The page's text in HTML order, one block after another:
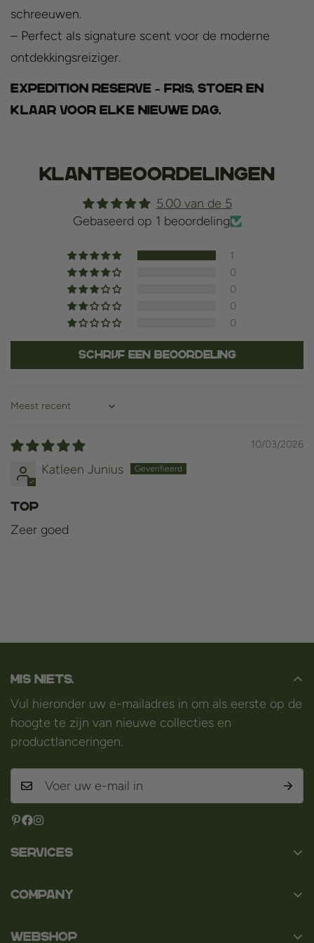
schreeuwen.
– Perfect als signature scent voor de moderne
ontdekkingsreiziger.
Expedition Reserve – fris, stoer en
klaar voor elke nieuwe dag.
Klantbeoordelingen
5.00 van de 5
Gebaseerd op 1 beoordeling
1
0
0
0
0
Schrijf een beoordeling
Sort by
10/03/2026
Katleen Junius
Top
Zeer goed
Mis niets.
Vul hieronder uw e-mailadres in om als eerste op de
hoogte te zijn van nieuwe collecties en
productlanceringen.
Services
Over ons
Company
Baal 36
WEBSHOP